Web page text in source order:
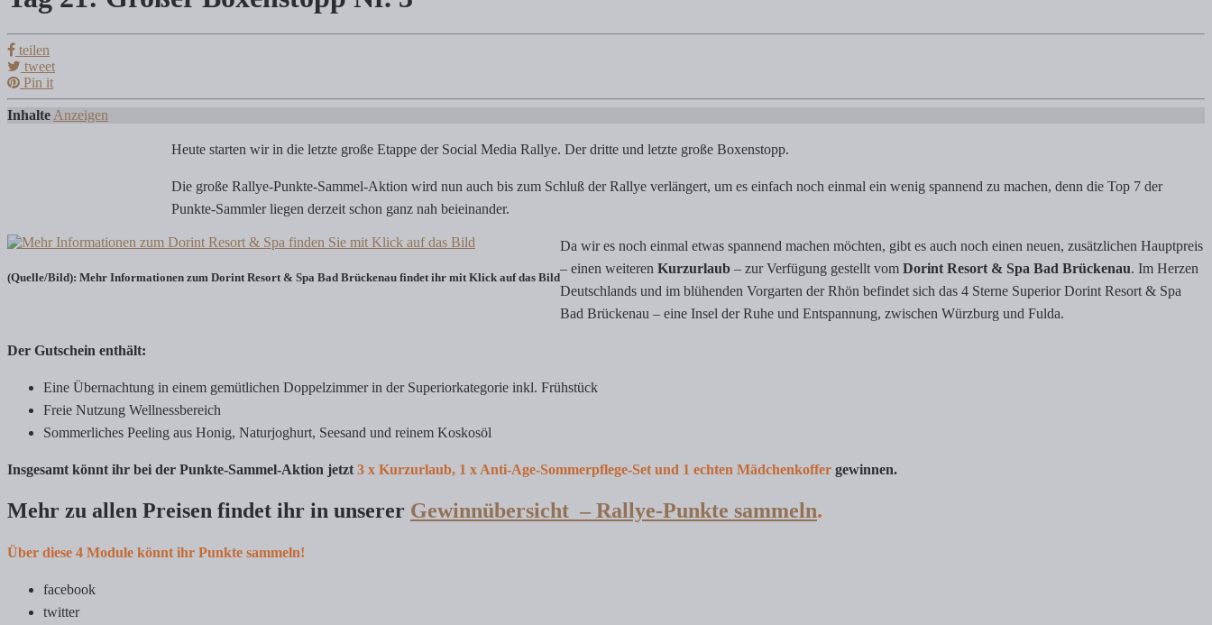
Tag 21: Großer Boxenstopp Nr. 3
Tanja Klindworth
Heute starten wir in die letzte große Etappe der Social Media Rallye. Der dritte und letzte große Boxenstopp. Die große Rallye-Punkte-Sammel-Aktion wird nun auch bis zum Schluß der Rallye verlängert, um
teilen
tweet
Pin it
Inhalte Anzeigen
Heute starten wir in die letzte große Etappe der Social Media Rallye. Der dritte und letzte große Boxenstopp.
Die große Rallye-Punkte-Sammel-Aktion wird nun auch bis zum Schluß der Rallye verlängert, um es einfach noch einmal ein wenig spannend zu machen, denn die Top 7 der
Punkte-Sammler liegen derzeit schon ganz nah beieinander.
(Quelle/Bild): Mehr Informationen zum Dorint Resort & Spa Bad Brückenau findet ihr mit Klick auf das Bild
Da wir es noch einmal etwas spannend machen möchten, gibt es auch noch einen neuen, zusätzlichen Hauptpreis
– einen weiteren Kurzurlaub – zur Verfügung gestellt vom Dorint Resort & Spa Bad Brückenau. Im Herzen
Deutschlands und im blühenden Vorgarten der Rhön befindet sich das 4 Sterne Superior Dorint Resort & Spa
Bad Brückenau – eine Insel der Ruhe und Entspannung, zwischen Würzburg und Fulda.
Der Gutschein enthält:
Eine Übernachtung in einem gemütlichen Doppelzimmer in der Superiorkategorie inkl. Frühstück
Freie Nutzung Wellnessbereich
Sommerliches Peeling aus Honig, Naturjoghurt, Seesand und reinem Koskosöl
Insgesamt könnt ihr bei der Punkte-Sammel-Aktion jetzt 3 x Kurzurlaub, 1 x Anti-Age-Sommerpflege-Set und 1 echten Mädchenkoffer gewinnen.
Mehr zu allen Preisen findet ihr in unserer Gewinnübersicht – Rallye-Punkte sammeln.
Über diese 4 Module könnt ihr Punkte sammeln!
facebook
twitter